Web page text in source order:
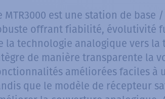
MTR3000 est une station de
offrant fiabilité, évolutivité
la technologie analogique vers
de manière transparente la
améliorées faciles à
que le modèle de récepteur